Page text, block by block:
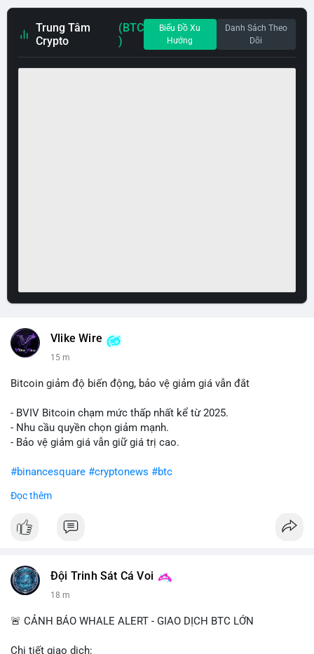
Trung Tâm
Crypto
(BTC
)
Biểu Đồ Xu
Hướng
Danh Sách Theo
Dõi
Vlike Wire
15 m
Bitcoin giảm độ biến động, bảo vệ giảm giá vẫn đắt
- BVIV Bitcoin chạm mức thấp nhất kể từ 2025.
- Nhu cầu quyền chọn giảm mạnh.
- Bảo vệ giảm giá vẫn giữ giá trị cao.
#binancesquare #cryptonews #btc
$btc
#vlikevn #titanbot
Đọc thêm
Đội Trinh Sát Cá Voi
18 m
🚨 CẢNH BÁO WHALE ALERT - GIAO DỊCH BTC LỚN
Chi tiết giao dịch: